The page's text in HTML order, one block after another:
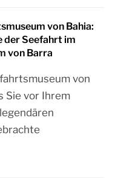
von Bahia:
der Seefahrt im
von Barra
von
Sie vor Ihrem